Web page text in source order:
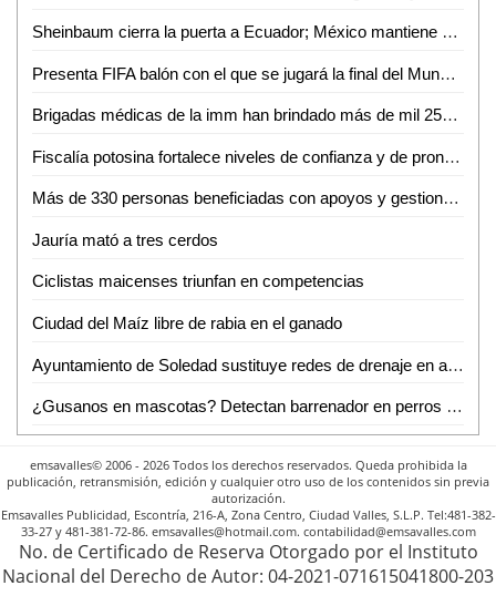
Sheinbaum cierra la puerta a Ecuador; México mantiene demanda internacional
Presenta FIFA balón con el que se jugará la final del Mundial 2026
Brigadas médicas de la imm han brindado más de mil 250 atenciones gratuitas en Ciudad Valles
Fiscalía potosina fortalece niveles de confianza y de pronta atención ciudadana
Más de 330 personas beneficiadas con apoyos y gestiones de atención ciudadana durante junio
Jauría mató a tres cerdos
Ciclistas maicenses triunfan en competencias
Ciudad del Maíz libre de rabia en el ganado
Ayuntamiento de Soledad sustituye redes de drenaje en apoyo a las familias
¿Gusanos en mascotas? Detectan barrenador en perros domésticos de Ciudad Valles
emsavalles© 2006 - 2026 Todos los derechos reservados. Queda prohibida la
publicación, retransmisión, edición y cualquier otro uso de los contenidos sin previa
autorización.
Emsavalles Publicidad, Escontría, 216-A, Zona Centro, Ciudad Valles, S.L.P. Tel:481-382-
33-27 y 481-381-72-86. emsavalles@hotmail.com. contabilidad@emsavalles.com
No. de Certificado de Reserva Otorgado por el Instituto
Nacional del Derecho de Autor: 04-2021-071615041800-203